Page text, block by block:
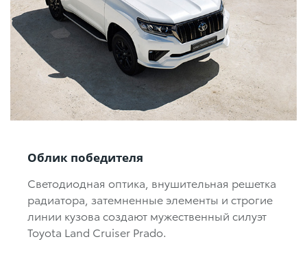
Облик победителя
Светодиодная оптика, внушительная решетка
радиатора, затемненные элементы и строгие
линии кузова создают мужественный силуэт
Toyota Land Cruiser Prado.